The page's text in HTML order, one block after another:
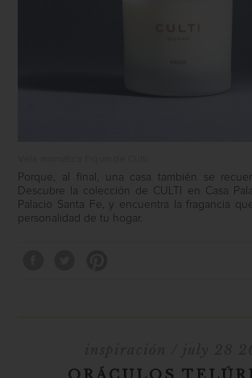
Porque, al final, una casa también se
Descubre la colección de CULTI en Casa
Palacio Santa Fe , y encuentra la fragancia
personalidad de tu hogar.